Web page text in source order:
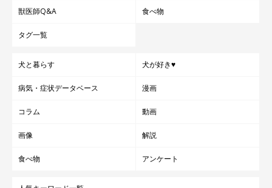
獣医師Q&A 食べ物
タグ一覧
犬と暮らす 犬が好き♥
病気・症状データベース 漫画
コラム 動画
画像 解説
食べ物 アンケート